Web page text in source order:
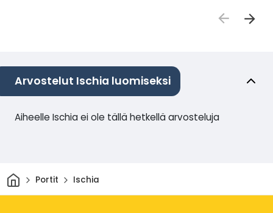
Arvostelut Ischia luomiseksi
Aiheelle Ischia ei ole tällä hetkellä arvosteluja
KotiinPortit Ischia